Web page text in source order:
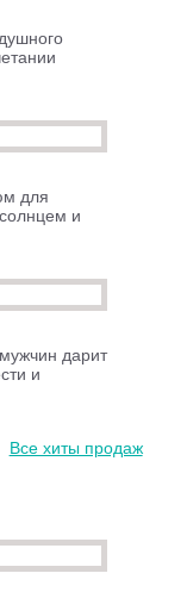
для
и
дарит
и
Все хиты продаж